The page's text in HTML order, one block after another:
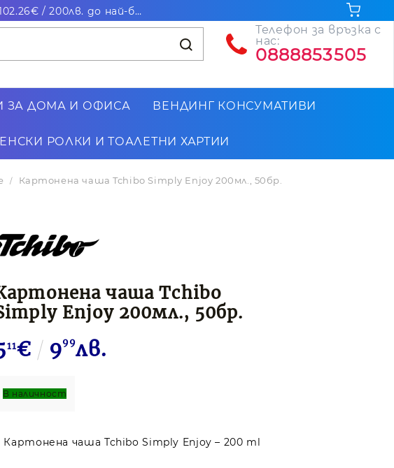
Безплатна доставка за поръчки на стойност над 102.26€ / 200лв. до най-близкия до Вас офис на Еконт
Телефон за връзка с
нас:
0888853505
ЗА ДОМА И ОФИСА ВЕНДИНГ КОНСУМАТИВИ
РОЛКИ И ТОАЛЕТНИ ХАРТИИ
Картонена чаша Tchibo Simply Enjoy 200мл., 50бр.
чаша Tchibo
Enjoy 200мл., 50бр.
11€ 999лв.
В наличност
Картонена чаша Tchibo Simply Enjoy – 200 ml